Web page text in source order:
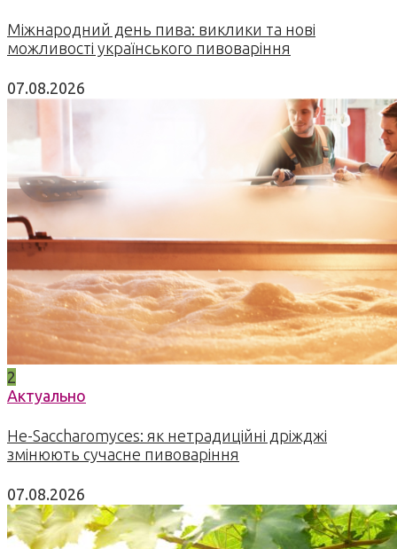
Міжнародний день пива: виклики та нові
можливості українського пивоваріння
07.08.2026
2
Актуально
Не-Saccharomyces: як нетрадиційні дріжджі
змінюють сучасне пивоваріння
07.08.2026